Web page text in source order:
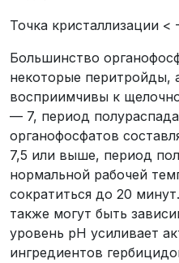
Точка кристаллизации <
Большинство
некоторые перитройды,
восприимчивы к
— 7, период
органофосфатов
7,5 или выше, период
нормальной рабочей
сократиться до 20
также могут быть
уровень pH усиливает
ингредиентов